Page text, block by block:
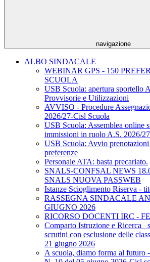
navigazione
ALBO SINDACALE
WEBINAR GPS - 150
SCUOLA
USB Scuola: apertura sportello
Provvisorie e Utilizzazioni
AVVISO - Procedure
2026/27-Cisl Scuola
USB Scuola: Assemblea online
immissioni in ruolo A.S. 2026/27
USB Scuola: Avvio
preferenze
Personale ATA: basta precariato.
SNALS-CONFSAL NEWS
SNALS NUOVA PASSWEB
Istanze Scioglimento Riserva -
RASSEGNA SINDACALE
GIUGNO 2026
RICORSO DOCENTI IRC -
Comparto Istruzione e Ricerca_
scrutini con esclusione delle
21 giugno 2026
A scuola, diamo forma al futuro